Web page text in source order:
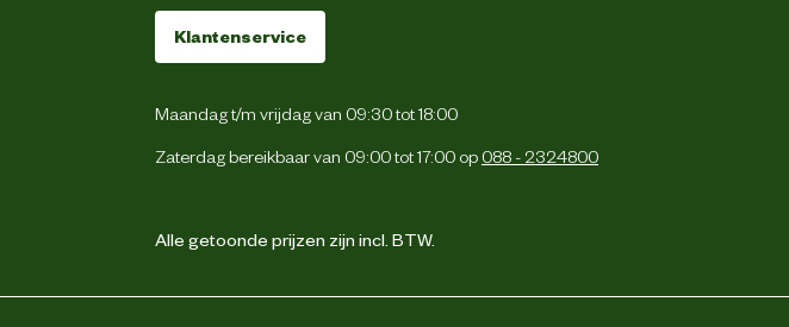
Klantenservice
Maandag t/m vrijdag van 09:30 tot 18:00
Zaterdag bereikbaar van 09:00 tot 17:00 op 088 - 2324800
Alle getoonde prijzen zijn incl. BTW.